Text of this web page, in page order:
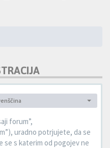
forum”,
uradno potrjujete, da se
se s katerim od pogojev ne